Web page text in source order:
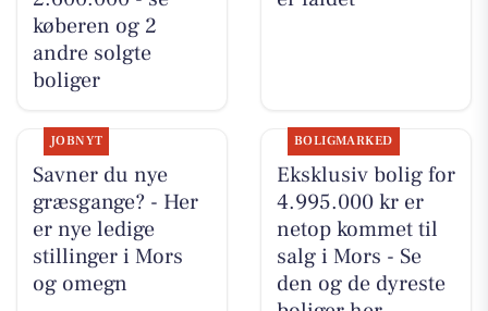
køberen og 2
andre solgte
boliger
JOBNYT
Savner du nye
græsgange? - Her
er nye ledige
stillinger i Mors
og omegn
BOLIGMARKED
Eksklusiv bolig for
4.995.000 kr er
netop kommet til
salg i Mors - Se
den og de dyreste